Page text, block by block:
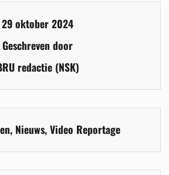
29 oktober 2024
Geschreven door
redactie (NSK)
, Nieuws,Video Reportage